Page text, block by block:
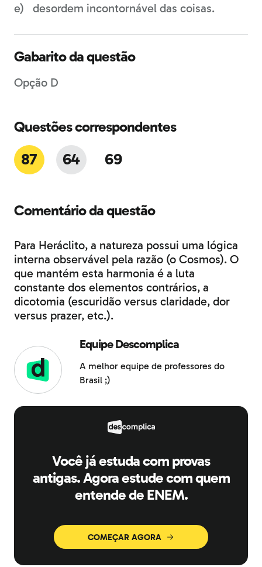
desordem incontornável das coisas.
Gabarito da questão
Opção D
Questões correspondentes
87 64 69
Comentário da questão
Para Heráclito, a natureza possui uma lógica
interna observável pela razão (o Cosmos). O
que mantém esta harmonia é a luta
constante dos elementos contrários, a
dicotomia (escuridão versus claridade, dor
versus prazer, etc.).
Equipe Descomplica
A melhor equipe de professores do
Brasil ;)
Você já estuda com provas
antigas. Agora estude com quem
entende de ENEM.
COMEÇAR AGORA